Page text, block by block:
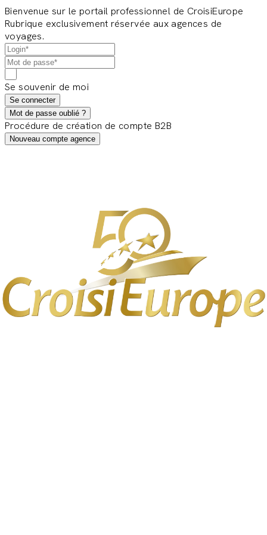
Bienvenue sur le portail professionnel de CroisiEurope
Rubrique exclusivement réservée aux agences de
voyages.
Se souvenir de moi
Se connecter
Mot de passe oublié ?
Procédure de création de compte B2B
Nouveau compte agence